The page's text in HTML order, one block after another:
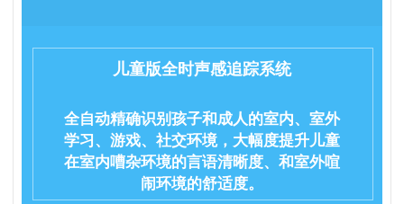
儿童版全时声感追踪系统
全自动精确识别孩子和成人的室内、室外
学习、游戏、社交环境，大幅度提升儿童
在室内嘈杂环境的言语清晰度、和室外喧
闹环境的舒适度。